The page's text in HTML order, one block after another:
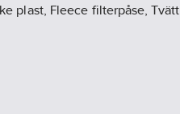
plast, Fleece filterpåse,